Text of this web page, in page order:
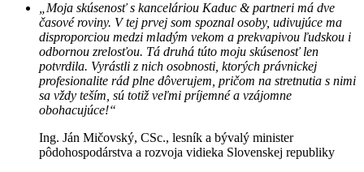
„Moja skúsenosť s kanceláriou Kaduc & partneri má dve
časové roviny. V tej prvej som spoznal osoby, udivujúce ma
disproporciou medzi mladým vekom a prekvapivou ľudskou i
odbornou zrelosťou. Tá druhá túto moju skúsenosť len
potvrdila. Vyrástli z nich osobnosti, ktorých právnickej
profesionalite rád plne dôverujem, pričom na stretnutia s nimi
sa vždy teším, sú totiž veľmi príjemné a vzájomne
obohacujúce!“
Ing. Ján Mičovský, CSc., lesník a bývalý minister
pôdohospodárstva a rozvoja vidieka Slovenskej republiky